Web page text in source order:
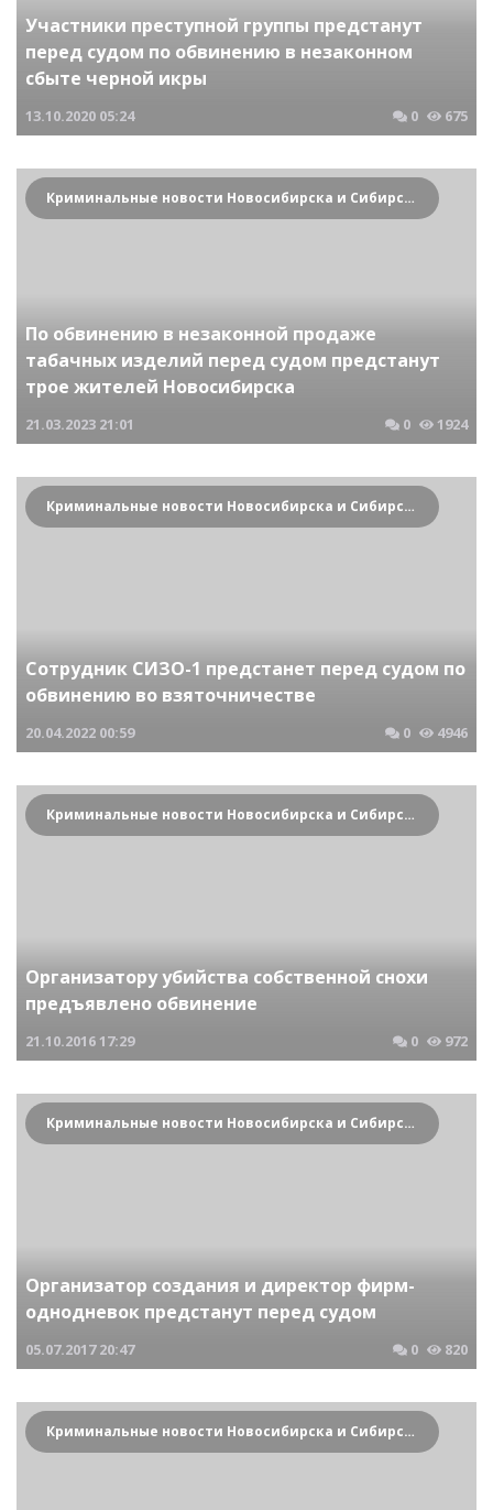
Участники преступной группы предстанут
перед судом по обвинению в незаконном
сбыте черной икры
13.10.2020 05:24 0 675
Криминальные новости Новосибирска и Сибирского региона
По обвинению в незаконной продаже
табачных изделий перед судом предстанут
трое жителей Новосибирска
21.03.2023 21:01 0 1924
Криминальные новости Новосибирска и Сибирского региона
Сотрудник СИЗО-1 предстанет перед судом по
обвинению во взяточничестве
20.04.2022 00:59 0 4946
Криминальные новости Новосибирска и Сибирского региона
Организатору убийства собственной снохи
предъявлено обвинение
21.10.201617:29 0 972
Криминальные новости Новосибирска и Сибирского региона
Организатор создания и директор фирм-
однодневок предстанут перед судом
05.07.2017 20:47 0 820
Криминальные новости Новосибирска и Сибирского региона